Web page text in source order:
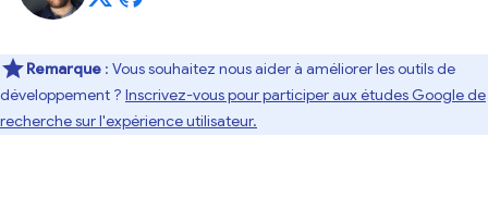
Remarque : Vous souhaitez nous aider à améliorer les outils de
développement ? Inscrivez-vous pour participer aux études Google de
recherche sur l'expérience utilisateur.